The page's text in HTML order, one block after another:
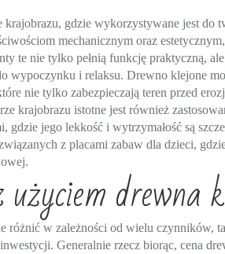
gdzie wykorzystywane jest do
mechanicznym oraz
te nie tylko pełnią funkcję praktyczną,
wypoczynku i relaksu. Drewno klejone
nie tylko zabezpieczają teren przed
krajobrazu istotne jest również
jego lekkość i wytrzymałość są
z placami zabaw dla dzieci,
drewna
różnić w zależności od wielu czynników,
Generalnie rzecz biorąc, cena